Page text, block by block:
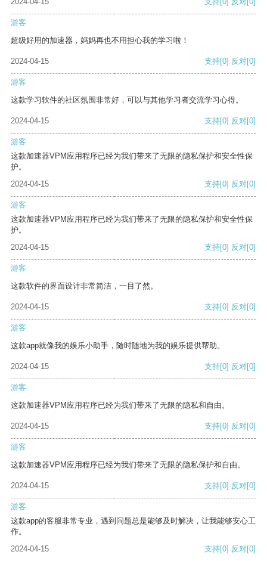
游客
超级好用的加速器，妈妈再也不用担心我的学习啦！
2024-04-15 支持[0] 反对[0]
游客
这款学习软件的社区氛围非常好，可以与其他学习者交流学习心得。
2024-04-15 支持[0] 反对[0]
游客
这款加速器VPM应用程序已经为我们带来了无限的隐私保护和安全性保
护。
2024-04-15
支持[0] 反对[0]
游客
这款加速器VPM应用程序已经为我们带来了无限的隐私保护和安全性保
护。
2024-04-15
支持[0] 反对[0]
游客
这款软件的界面设计非常简洁，一目了然。
2024-04-15 支持[0] 反对[0]
游客
这款app就像我的娱乐小助手，随时随地为我的娱乐提供帮助。
2024-04-15 支持[0] 反对[0]
游客
这款加速器VPM应用程序已经为我们带来了无限的隐私和自由。
2024-04-15 支持[0] 反对[0]
游客
这款加速器VPM应用程序已经为我们带来了无限的隐私保护和自由。
2024-04-15 支持[0] 反对[0]
游客
这款app的客服非常专业，遇到问题总是能够及时解决，让我能够安心工
作。
2024-04-15
支持[0] 反对[0]